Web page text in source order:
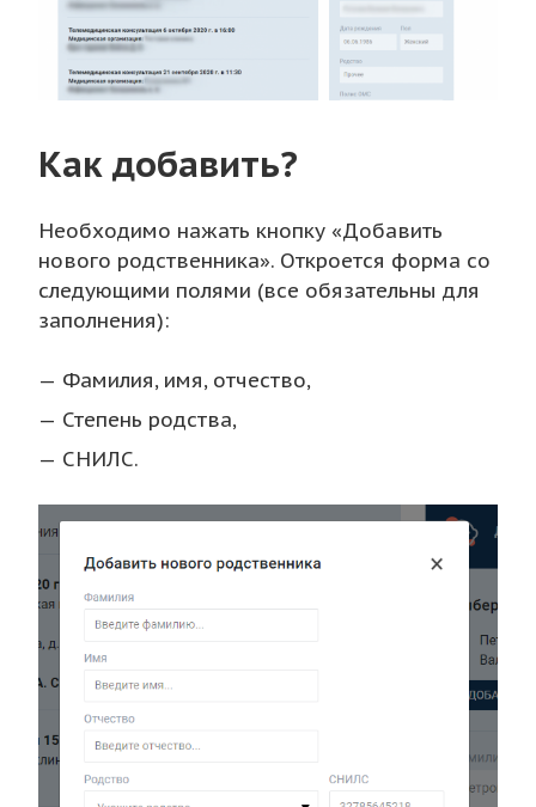
Как добавить?
Необходимо нажать кнопку «Добавить
нового родственника». Откроется форма со
следующими полями (все обязательны для
заполнения):
Фамилия, имя, отчество,
Степень родства,
СНИЛС.